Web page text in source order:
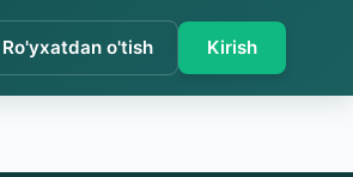
Ro'yxatdan o'tish Kirish